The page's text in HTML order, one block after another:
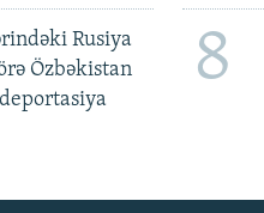
Rusiya
Özbəkistan
8